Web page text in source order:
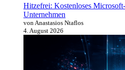
Hitzefrei: Kostenloses
Unternehmen
von Anastasios Ntaflos
4. August 2026